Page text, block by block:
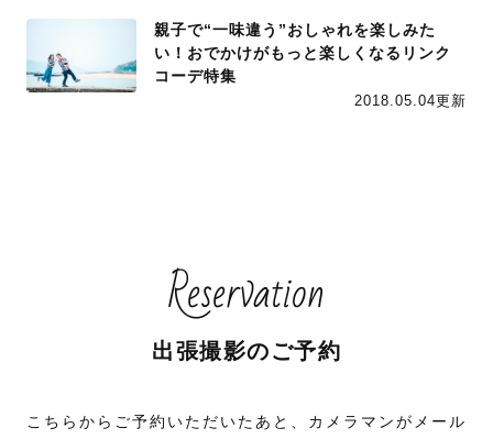
親子で“一味違う”おしゃれを楽しみた
い！おでかけがもっと楽しくなるリンク
コーデ特集
2018.05.04更新
Reservation
出張撮影のご予約
こちらからご予約いただいたあと、カメラマンがメール